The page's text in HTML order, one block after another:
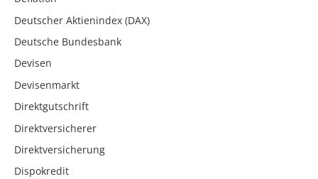
Deutscher Aktienindex (DAX)
Deutsche Bundesbank
Devisen
Devisenmarkt
Direktgutschrift
Direktversicherer
Direktversicherung
Dispokredit